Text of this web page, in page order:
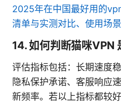
2025年在中国最好用的
清单与实测对比、使用场
14. 如何判断猫咪VPN
评估指标包括：长期速度
隐私保护承诺、客服响应
新频率。若以上指标都较